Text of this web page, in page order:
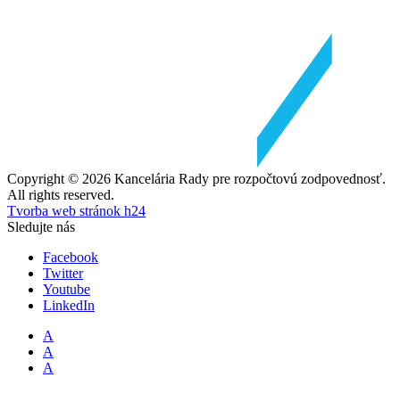
Copyright © 2026 Kancelária Rady pre rozpočtovú zodpovednosť.
All rights reserved.
Tvorba web stránok h24
Sledujte nás
Facebook
Twitter
Youtube
LinkedIn
A
A
A